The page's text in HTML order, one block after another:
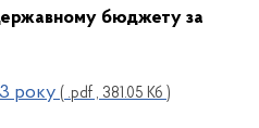
бюджету за
року ( .pdf , 381.05 Кб )